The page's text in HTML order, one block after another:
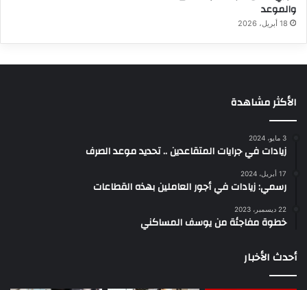
والموعد
18 أبريل، 2026
الأكثر مشاهدة
3 مايو، 2024
زيادات في جرايات المتقاعدين .. تحديد موعد الصرف
17 أبريل، 2024
رسمي: زيادات في أجور العاملين بهذه القطاعات
22 ديسمبر، 2023
خطوة مفاجئة من يوسف المساكني
أحدث الأخبار